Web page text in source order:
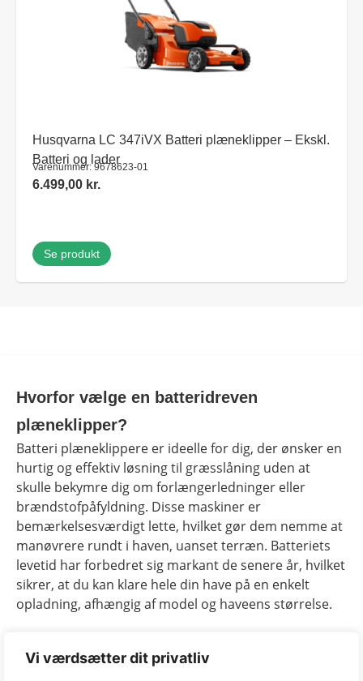
Vi værdsætter dit privatliv
Husqvarna LC 347iVX Batteri plæneklipper – Ekskl.
Batteri og lader
Varenummer: 9678623-01
6.499,00 kr.
Se produkt
Hvorfor vælge en batteridreven
plæneklipper?
Batteri plæneklippere er ideelle for dig, der ønsker en
hurtig og effektiv løsning til græsslåning uden at
skulle bekymre dig om forlængerledninger eller
brændstofpåfyldning. Disse maskiner er
bemærkelsesværdigt lette, hvilket gør dem nemme at
manøvrere rundt i haven, uanset terræn. Batteriets
levetid har forbedret sig markant de senere år, hvilket
sikrer, at du kan klare hele din have på en enkelt
opladning, afhængig af model og haveens størrelse.
Ved at vælge en batteridreven plæneklipper bidrager